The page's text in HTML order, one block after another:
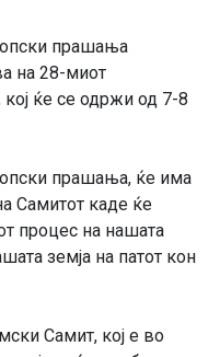
прашањa
на 28-миот
ќе се одржи од 7-8
прашања, ќе има
Самитот каде ќе
процес на нашата
земја на патот кон
Самит, кој е во